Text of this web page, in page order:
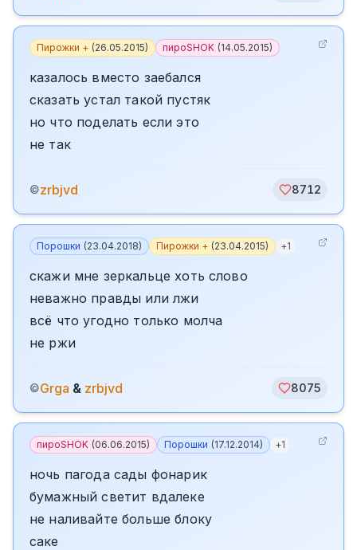
Пирожки + (26.05.2015) пироSHOK (14.05.2015)
казалось вместо заебался
сказать устал такой пустяк
но что поделать если это
не так
©zrbjvd 8712
Порошки (23.04.2018) Пирожки + (23.04.2015) +1
скажи мне зеркальце хоть слово
неважно правды или лжи
всё что угодно только молча
не ржи
©Grga & zrbjvd 8075
пироSHOK (06.06.2015) Порошки (17.12.2014) +1
ночь пагода сады фонарик
бумажный светит вдалеке
не наливайте больше блоку
саке